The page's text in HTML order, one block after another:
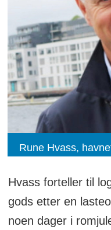
Rune Hvass,
Hvass forteller til
gods etter en
noen dager i